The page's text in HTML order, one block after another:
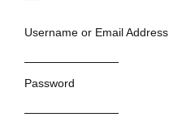
Username or Email Address
Password